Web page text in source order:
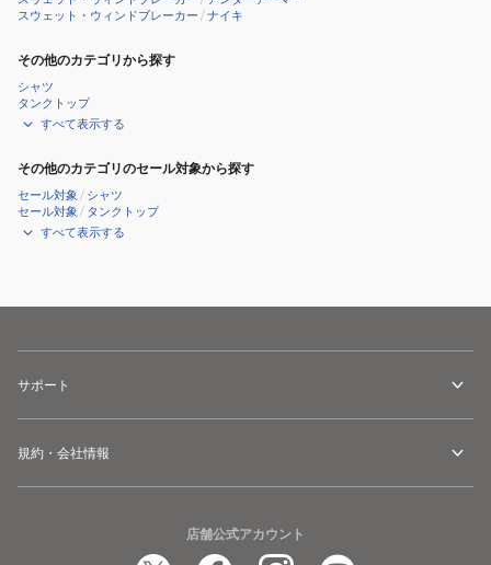
スウェット・ウィンドブレーカー /ナイキ
その他のカテゴリから探す
シャツ
タンクトップ
すべて表示する
その他のカテゴリのセール対象から探す
セール対象 / シャツ
セール対象 / タンクトップ
すべて表示する
サポート
規約・会社情報
店舗公式アカウント